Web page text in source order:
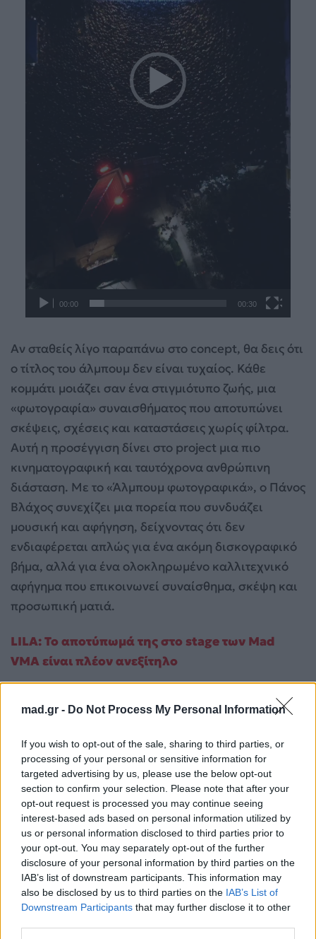
mad.gr - Do Not Process My Personal Information
If you wish to opt-out of the sale, sharing to third parties, or
processing of your personal or sensitive information for
targeted advertising by us, please use the below opt-out
section to confirm your selection. Please note that after your
opt-out request is processed you may continue seeing
interest-based ads based on personal information utilized by
us or personal information disclosed to third parties prior to
your opt-out. You may separately opt-out of the further
disclosure of your personal information by third parties on the
IAB’s list of downstream participants. This information may
also be disclosed by us to third parties on the IAB’s List of
Downstream Participants that may further disclose it to other
00:00 00:30
Αν σταθείς λίγο παραπάνω στο concept, θα δεις ότι
ο τίτλος του άλμπουμ δεν είναι τυχαίος. Κάθε
κομμάτι μοιάζει σαν ένα στιγμιότυπο ζωής, μια
«φωτογραφία» συναισθήματος που αποτυπώνει
σκέψεις, σχέσεις και καταστάσεις χωρίς φίλτρα.
Αυτή η προσέγγιση δίνει στο project μια πιο
κινηματογραφική και ταυτόχρονα ανθρώπινη
διάσταση. Με το «Άλμπουμ φωτογραφικά», ο Πάνος
Βλάχος συνεχίζει μια πορεία που συνδυάζει
μουσική και αφήγηση, δείχνοντας ότι δεν
ενδιαφέρεται απλώς για ένα ακόμη δισκογραφικό
βήμα, αλλά για ένα ολοκληρωμένο καλλιτεχνικό
αφήγημα που επικοινωνεί συναίσθημα, σκέψη και
προσωπική ματιά.
LILA: Το αποτύπωμά της στο stage των Mad
VMA είναι πλέον ανεξίτηλο